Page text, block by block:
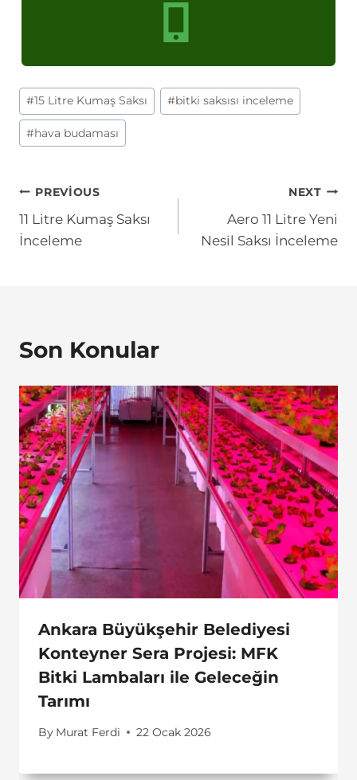
Post
Tags:
#15 Litre Kumaş Saksı #bitki saksısı inceleme
#hava budaması
Yazı
gezinmesi
PREVIOUS
11 Litre Kumaş Saksı
İnceleme
NEXT
Aero 11 Litre Yeni
Nesil Saksı İnceleme
Son Konular
Ankara Büyükşehir Belediyesi
Konteyner Sera Projesi: MFK
Bitki Lambaları ile Geleceğin
Tarımı
By Murat Ferdi 22 Ocak 2026